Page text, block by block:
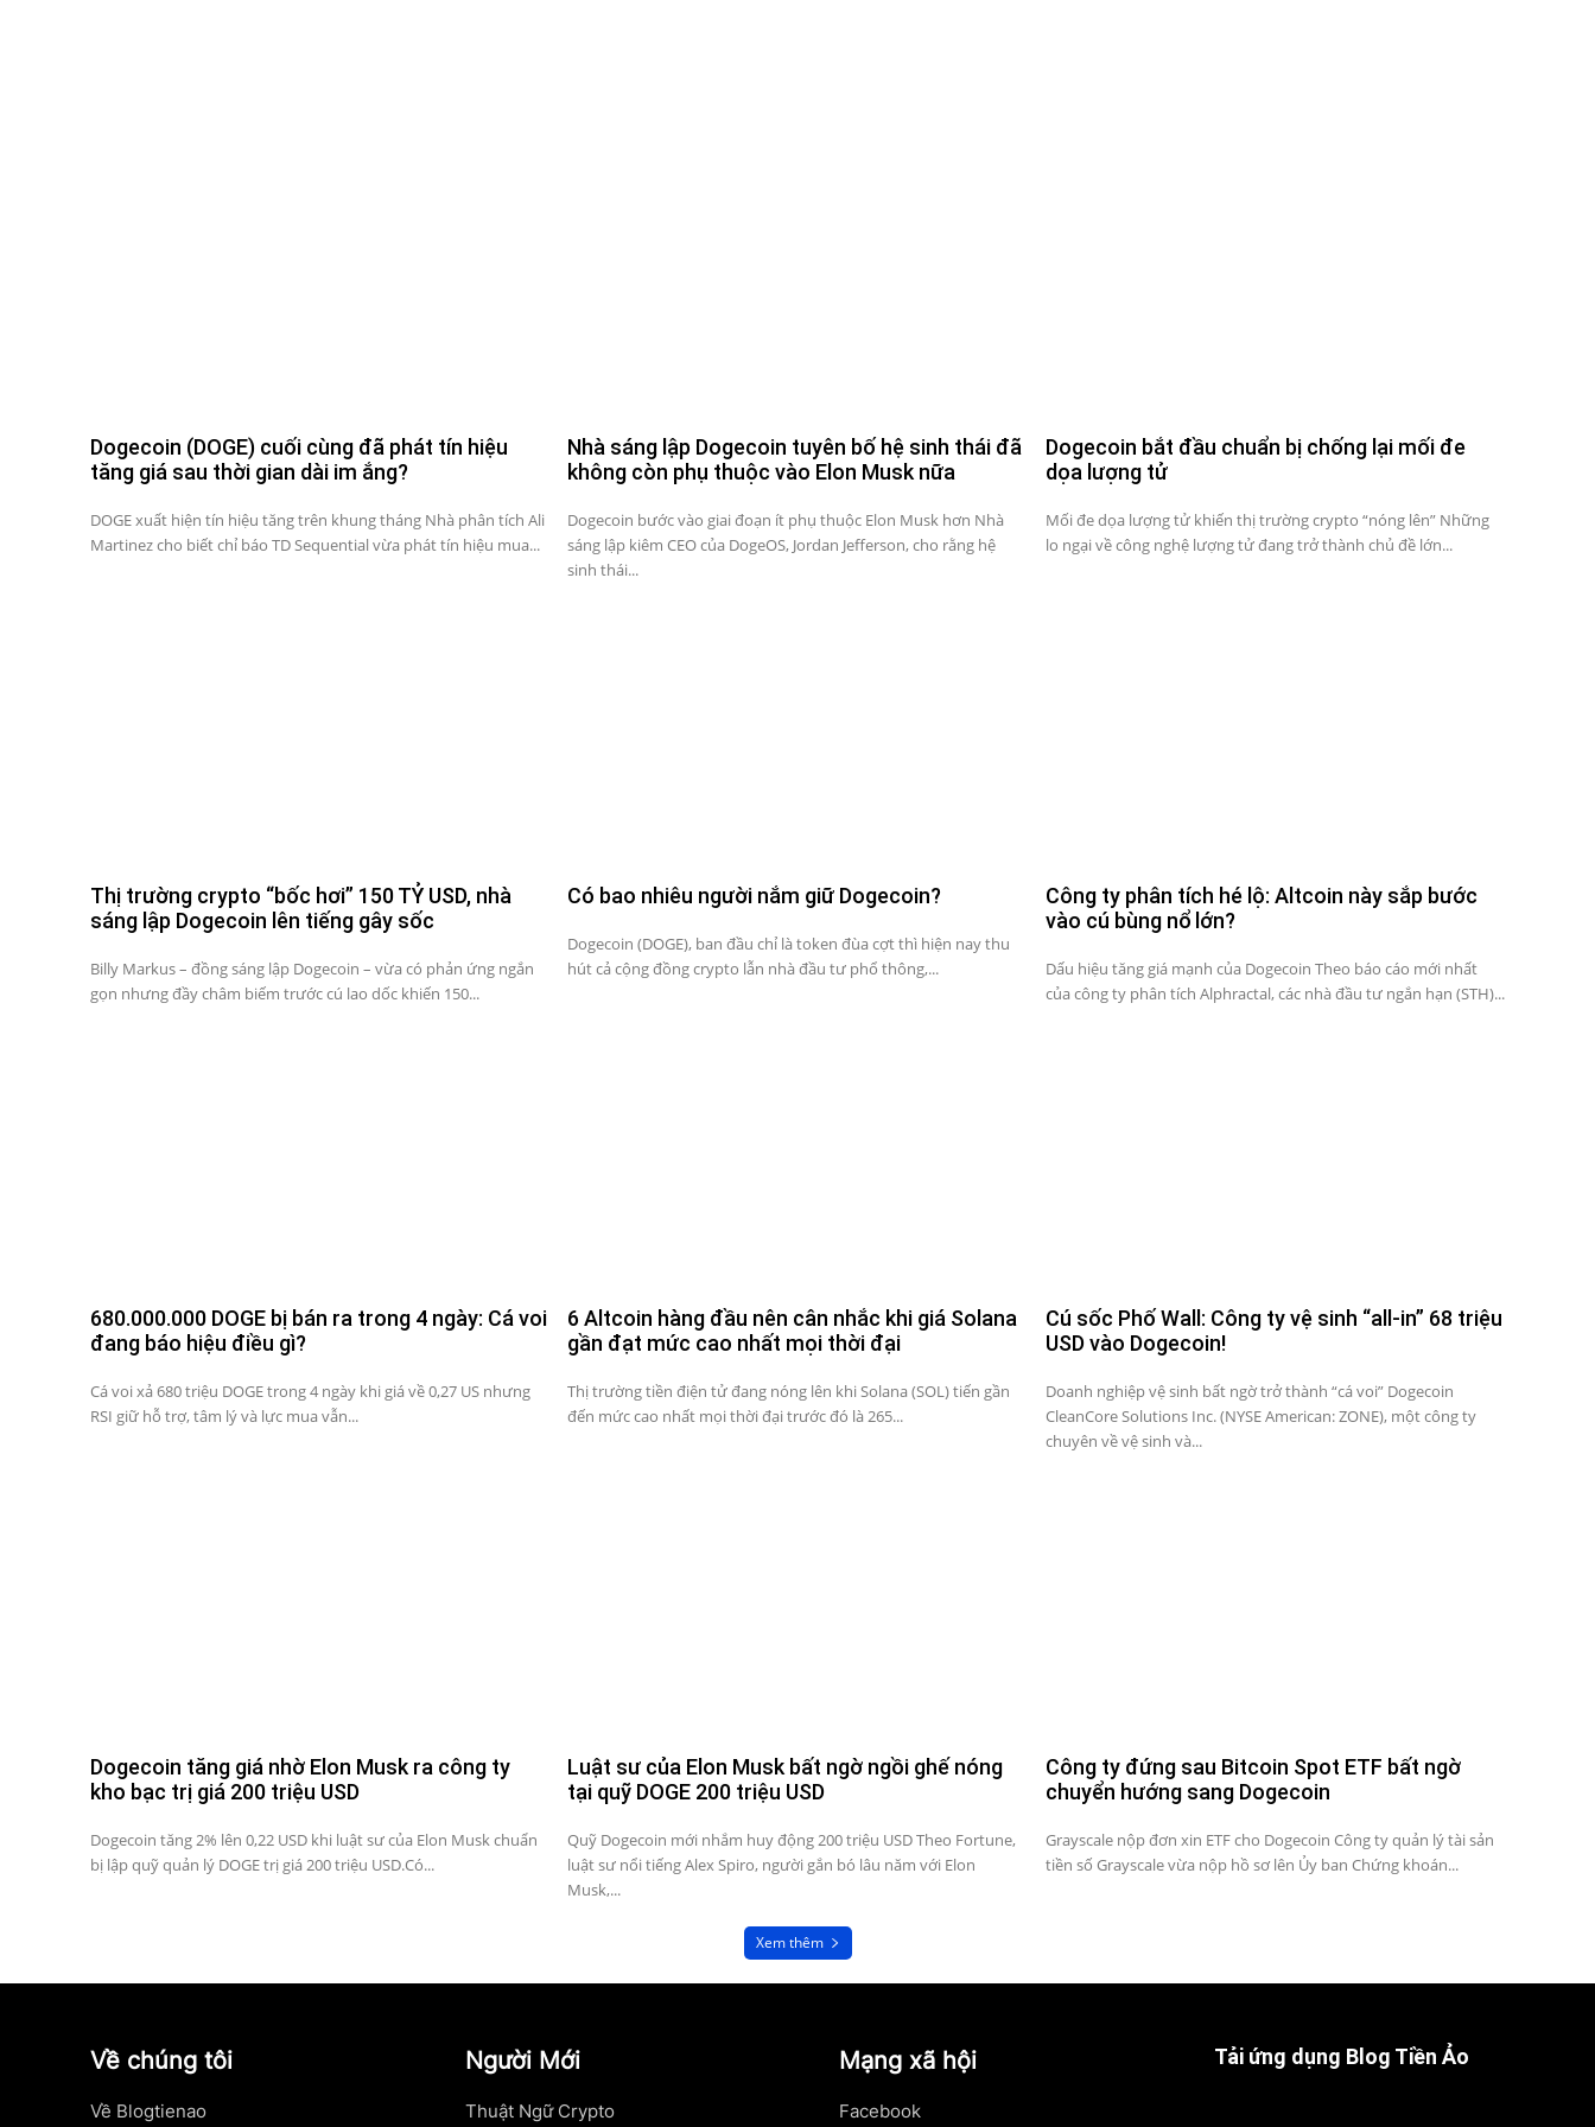
Dogecoin (DOGE) cuối cùng đã phát tín hiệu
tăng giá sau thời gian dài im ắng?
DOGE xuất hiện tín hiệu tăng trên khung tháng Nhà phân tích Ali
Martinez cho biết chỉ báo TD Sequential vừa phát tín hiệu mua...
Nhà sáng lập Dogecoin tuyên bố hệ sinh thái đã
không còn phụ thuộc vào Elon Musk nữa
Dogecoin bước vào giai đoạn ít phụ thuộc Elon Musk hơn Nhà
sáng lập kiêm CEO của DogeOS, Jordan Jefferson, cho rằng hệ
sinh thái...
Dogecoin bắt đầu chuẩn bị chống lại mối đe
dọa lượng tử
Mối đe dọa lượng tử khiến thị trường crypto “nóng lên” Những
lo ngại về công nghệ lượng tử đang trở thành chủ đề lớn...
Thị trường crypto “bốc hơi” 150 TỶ USD, nhà
sáng lập Dogecoin lên tiếng gây sốc
Billy Markus – đồng sáng lập Dogecoin – vừa có phản ứng ngắn
gọn nhưng đầy châm biếm trước cú lao dốc khiến 150...
Có bao nhiêu người nắm giữ Dogecoin?
Dogecoin (DOGE), ban đầu chỉ là token đùa cợt thì hiện nay thu
hút cả cộng đồng crypto lẫn nhà đầu tư phổ thông,...
Công ty phân tích hé lộ: Altcoin này sắp bước
vào cú bùng nổ lớn?
Dấu hiệu tăng giá mạnh của Dogecoin Theo báo cáo mới nhất
của công ty phân tích Alphractal, các nhà đầu tư ngắn hạn (STH)...
680.000.000 DOGE bị bán ra trong 4 ngày: Cá voi
đang báo hiệu điều gì?
Cá voi xả 680 triệu DOGE trong 4 ngày khi giá về 0,27 US nhưng
RSI giữ hỗ trợ, tâm lý và lực mua vẫn...
6 Altcoin hàng đầu nên cân nhắc khi giá Solana
gần đạt mức cao nhất mọi thời đại
Thị trường tiền điện tử đang nóng lên khi Solana (SOL) tiến gần
đến mức cao nhất mọi thời đại trước đó là 265...
Cú sốc Phố Wall: Công ty vệ sinh “all-in” 68 triệu
USD vào Dogecoin!
Doanh nghiệp vệ sinh bất ngờ trở thành “cá voi” Dogecoin
CleanCore Solutions Inc. (NYSE American: ZONE), một công ty
chuyên về vệ sinh và...
Dogecoin tăng giá nhờ Elon Musk ra công ty
kho bạc trị giá 200 triệu USD
Dogecoin tăng 2% lên 0,22 USD khi luật sư của Elon Musk chuẩn
bị lập quỹ quản lý DOGE trị giá 200 triệu USD.Có...
Luật sư của Elon Musk bất ngờ ngồi ghế nóng
tại quỹ DOGE 200 triệu USD
Quỹ Dogecoin mới nhắm huy động 200 triệu USD Theo Fortune,
luật sư nổi tiếng Alex Spiro, người gắn bó lâu năm với Elon
Musk,...
Công ty đứng sau Bitcoin Spot ETF bất ngờ
chuyển hướng sang Dogecoin
Grayscale nộp đơn xin ETF cho Dogecoin Công ty quản lý tài sản
tiền số Grayscale vừa nộp hồ sơ lên Ủy ban Chứng khoán...
Xem thêm
Về chúng tôi
Về Blogtienao
Người Mới
Thuật Ngữ Crypto
Mạng xã hội
Facebook
Tải ứng dụng Blog Tiền Ảo